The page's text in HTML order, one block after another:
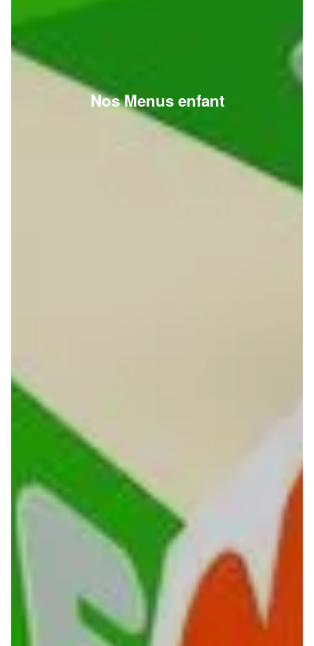
Nos Menus enfant